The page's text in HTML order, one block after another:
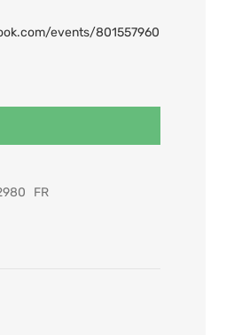
events/801557960
FR